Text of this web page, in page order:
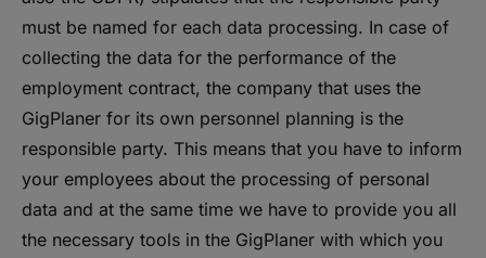
must be named for each data processing. In case of
collecting the data for the performance of the
employment contract, the company that uses the
GigPlaner for its own personnel planning is the
responsible party. This means that you have to inform
your employees about the processing of personal
data and at the same time we have to provide you all
the necessary tools in the GigPlaner with which you